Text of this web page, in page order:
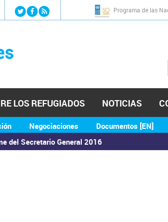
Jump to navigation Programa de las
del Secretario General 2016
Negociaciones Documentos [EN]
LOS REFUGIADOS NOTICIAS